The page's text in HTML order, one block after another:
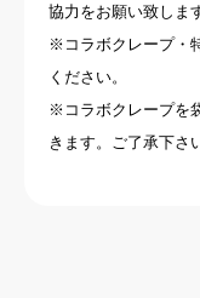
協力をお願い致しま
※コラボクレープ・
ください。
※コラボクレープを
きます。ご了承下さ